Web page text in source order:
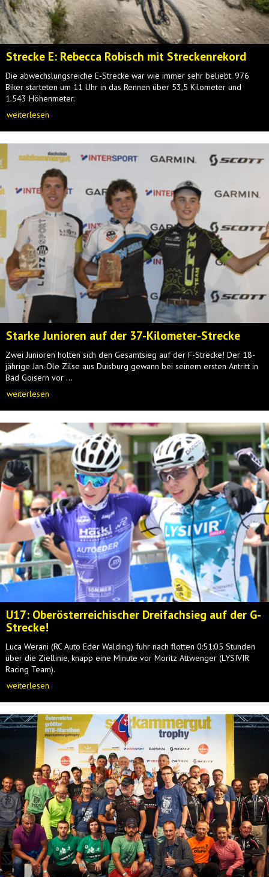
Strecke E: Rebecca Robisch mit Streckenrekord
Die abwechslungsreiche E-Strecke war wie immer sehr beliebt. 976
Biker starteten um 11 Uhr in das Rennen über 53,5 Kilometer und
1.543 Höhenmeter.
weiterlesen
Starke Junioren auf der 37-Kilometer-Strecke
Zwei Junioren holten sich den Gesamtsieg auf der F-Strecke! Der 18-
jährige Jan-Ole Zilse aus Duisburg gewann bei seinem ersten Antritt in
Bad Goisern vor ...
weiterlesen
U17: Oberösterreichischer Dreifachsieg auf der G-
Strecke!
Luca Werani (RC Auto Eder Walding) fuhr nach flotten 0:51:05 Stunden
über die Ziellinie, knapp eine Minute vor Moritz Attwenger (LYSIVIR
Racing Team).
weiterlesen